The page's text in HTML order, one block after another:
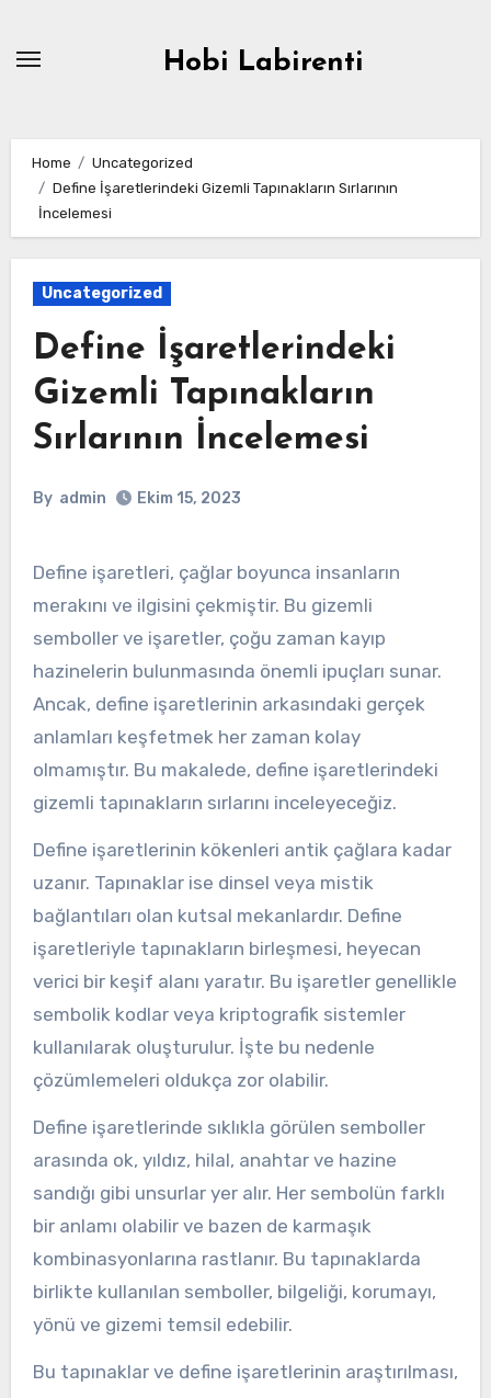
Hobi Labirenti
Home
Uncategorized
Define İşaretlerindeki Gizemli Tapınakların Sırlarının
İncelemesi
Uncategorized
Define İşaretlerindeki
Gizemli Tapınakların
Sırlarının İncelemesi
By admin Ekim 15, 2023
Define işaretleri, çağlar boyunca insanların
merakını ve ilgisini çekmiştir. Bu gizemli
semboller ve işaretler, çoğu zaman kayıp
hazinelerin bulunmasında önemli ipuçları sunar.
Ancak, define işaretlerinin arkasındaki gerçek
anlamları keşfetmek her zaman kolay
olmamıştır. Bu makalede, define işaretlerindeki
gizemli tapınakların sırlarını inceleyeceğiz.
Define işaretlerinin kökenleri antik çağlara kadar
uzanır. Tapınaklar ise dinsel veya mistik
bağlantıları olan kutsal mekanlardır. Define
işaretleriyle tapınakların birleşmesi, heyecan
verici bir keşif alanı yaratır. Bu işaretler genellikle
sembolik kodlar veya kriptografik sistemler
kullanılarak oluşturulur. İşte bu nedenle
çözümlemeleri oldukça zor olabilir.
Define işaretlerinde sıklıkla görülen semboller
arasında ok, yıldız, hilal, anahtar ve hazine
sandığı gibi unsurlar yer alır. Her sembolün farklı
bir anlamı olabilir ve bazen de karmaşık
kombinasyonlarına rastlanır. Bu tapınaklarda
birlikte kullanılan semboller, bilgeliği, korumayı,
yönü ve gizemi temsil edebilir.
Bu tapınaklar ve define işaretlerinin araştırılması,